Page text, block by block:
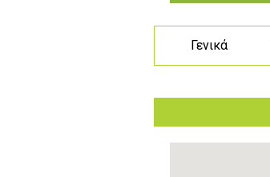
Γενικά